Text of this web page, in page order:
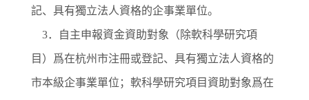
記、具有獨立法人資格的企事業單位。
3．自主申報資金資助對象（除軟科學研究項
目）爲在杭州市注冊或登記、具有獨立法人資格的
市本級企事業單位；軟科學研究項目資助對象爲在